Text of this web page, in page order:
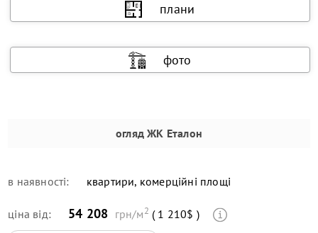
плани
фото
огляд ЖК Еталон
в наявності: квартири, комерційні площі
ціна від: 54 208 грн/м2 ( 1 210$ )